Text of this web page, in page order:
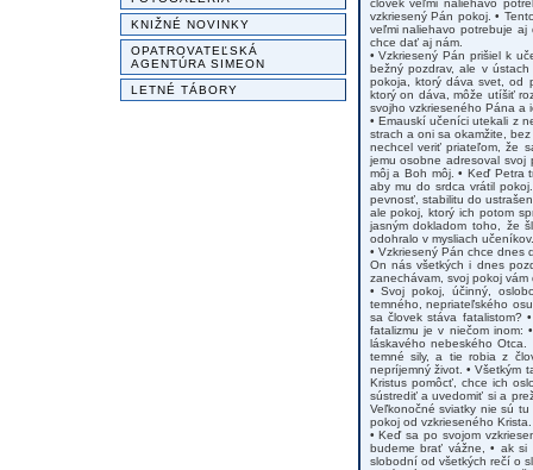
KNIŽNÉ NOVINKY
OPATROVATEĽSKÁ
AGENTÚRA SIMEON
LETNÉ TÁBORY
človek veľmi naliehavo
vzkriesený Pán pokoj. •
veľmi naliehavo potrebuje aj
chce dať aj nám.
• Vzkriesený Pán prišiel k
bežný pozdrav, ale v
pokoja, ktorý dáva svet, od
ktorý on dáva, môže utíšiť
svojho vzkrieseného Pána a
• Emauskí učeníci utekali z
strach a oni sa okamžite,
nechcel veriť priateľom, že
jemu osobne adresoval
môj a Boh môj. • Keď Petra
aby mu do srdca vrátil
pevnosť, stabilitu do
ale pokoj, ktorý ich potom
jasným dokladom toho, že
odohralo v mysliach učeníkov.
• Vzkriesený Pán chce dnes
On nás všetkých i dnes
zanechávam, svoj pokoj
• Svoj pokoj, účinný,
temného, nepriateľského
sa človek stáva fatalistom?
fatalizmu je v niečom inom:
láskavého nebeského
temné sily, a tie robia z
nepríjemný život. • Všetkým
Kristus pomôcť, chce ich
sústrediť a uvedomiť si a
Veľkonočné sviatky nie sú
pokoj od vzkrieseného Krista.
• Keď sa po svojom
budeme brať vážne, • ak si
slobodní od všetkých rečí o